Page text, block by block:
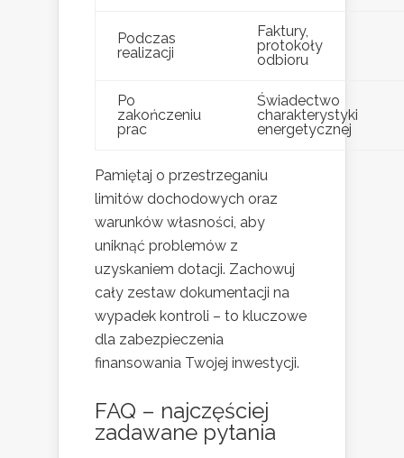
Podczas
realizacji
Faktury,
protokoły
odbioru
Po
zakończeniu
prac
Świadectwo
charakterystyki
energetycznej
Pamiętaj o przestrzeganiu
limitów dochodowych oraz
warunków własności, aby
uniknąć problemów z
uzyskaniem dotacji. Zachowuj
cały zestaw dokumentacji na
wypadek kontroli – to kluczowe
dla zabezpieczenia
finansowania Twojej inwestycji.
FAQ – najczęściej
zadawane pytania